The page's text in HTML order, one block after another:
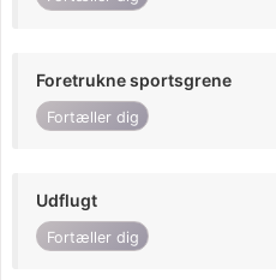
Foretrukne sportsgrene
Fortæller dig
Udflugt
Fortæller dig